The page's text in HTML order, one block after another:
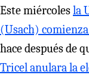
Este miércolesla
(Usach)
hace después de
Tricel anulara la